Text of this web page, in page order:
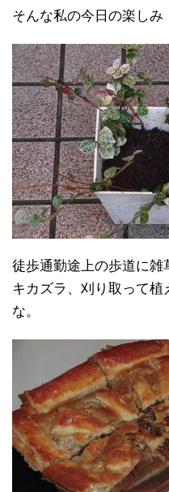
そんな私の今日の楽しみ
徒歩通勤途上の歩道に
キカズラ、刈り取って
な。